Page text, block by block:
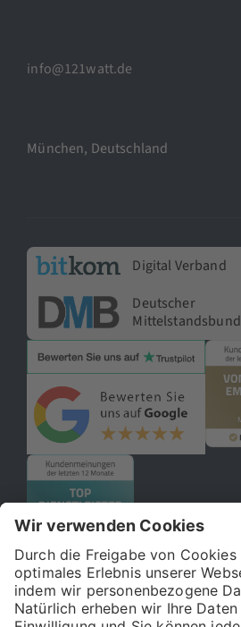
info@121watt.de
München, Deutschland
Digital Verband
Deutscher
Mittelstandsbund